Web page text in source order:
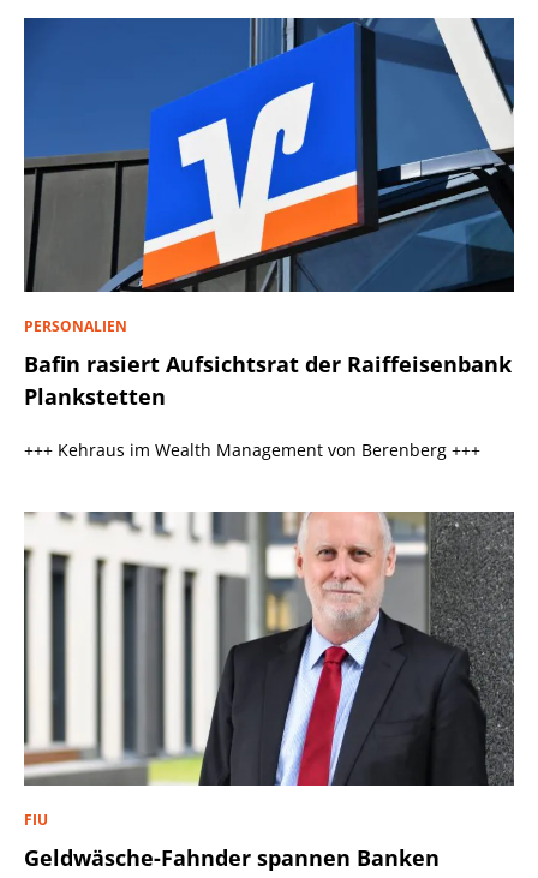
PERSONALIEN
Bafin rasiert Aufsichtsrat der Raiffeisenbank
Plankstetten
+++ Kehraus im Wealth Management von Berenberg +++
FIU
Geldwäsche-Fahnder spannen Banken